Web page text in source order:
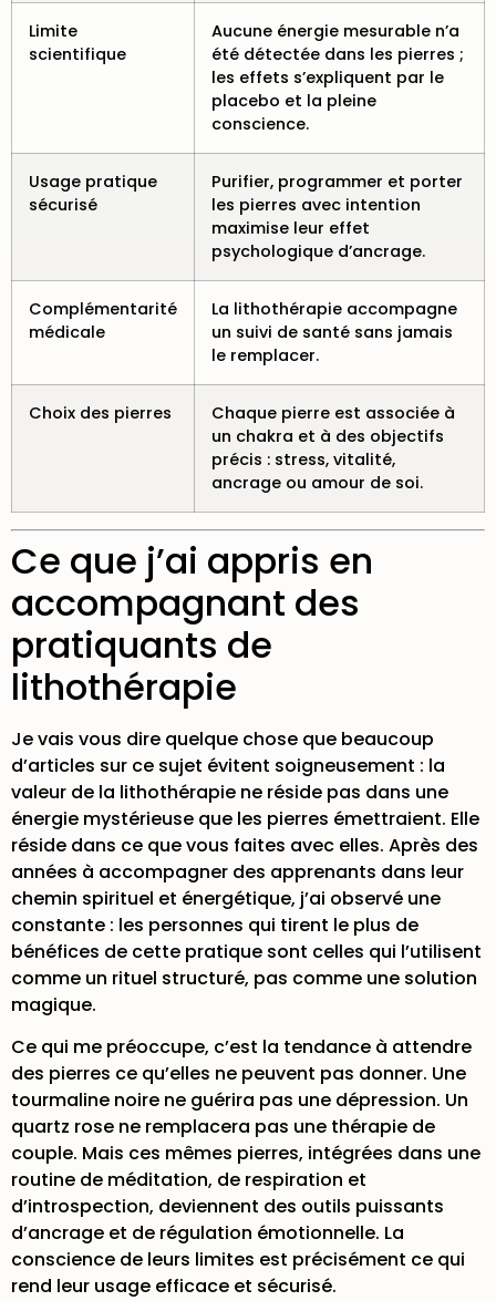
Limite
scientifique
Aucune énergie mesurable n’a
été détectée dans les pierres ;
les effets s’expliquent par le
placebo et la pleine
conscience.
Usage pratique
sécurisé
Purifier, programmer et porter
les pierres avec intention
maximise leur effet
psychologique d’ancrage.
Complémentarité
médicale
La lithothérapie accompagne
un suivi de santé sans jamais
le remplacer.
Choix des pierres
Chaque pierre est associée à
un chakra et à des objectifs
précis : stress, vitalité,
ancrage ou amour de soi.
Ce que j’ai appris en
accompagnant des
pratiquants de
lithothérapie
Je vais vous dire quelque chose que beaucoup
d’articles sur ce sujet évitent soigneusement : la
valeur de la lithothérapie ne réside pas dans une
énergie mystérieuse que les pierres émettraient. Elle
réside dans ce que vous faites avec elles. Après des
années à accompagner des apprenants dans leur
chemin spirituel et énergétique, j’ai observé une
constante : les personnes qui tirent le plus de
bénéfices de cette pratique sont celles qui l’utilisent
comme un rituel structuré, pas comme une solution
magique.
Ce qui me préoccupe, c’est la tendance à attendre
des pierres ce qu’elles ne peuvent pas donner. Une
tourmaline noire ne guérira pas une dépression. Un
quartz rose ne remplacera pas une thérapie de
couple. Mais ces mêmes pierres, intégrées dans une
routine de méditation, de respiration et
d’introspection, deviennent des outils puissants
d’ancrage et de régulation émotionnelle. La
conscience de leurs limites est précisément ce qui
rend leur usage efficace et sécurisé.